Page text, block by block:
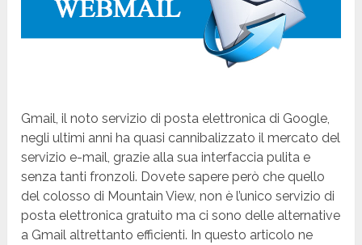
Gmail, il noto servizio di posta elettronica di Google,
negli ultimi anni ha quasi cannibalizzato il mercato del
servizio e-mail, grazie alla sua interfaccia pulita e
senza tanti fronzoli. Dovete sapere però che quello
del colosso di Mountain View, non è l’unico servizio di
posta elettronica gratuito ma ci sono delle alternative
a Gmail altrettanto efficienti. In questo articolo ne